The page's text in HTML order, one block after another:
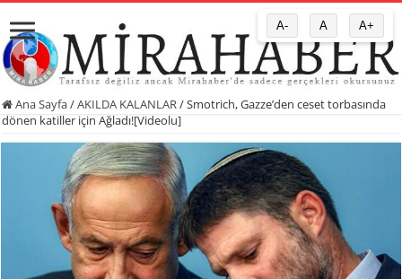
Ana Sayfa/AKILDA KALANLAR /Smotrich, Gazze’den ceset torbasında
dönen katiller için Ağladı![Videolu]
A- A A+